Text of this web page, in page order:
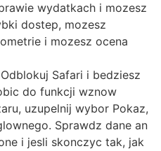
wydatkach i mozesz
dostep, mozesz
i mozesz ocena
Safari i bedziesz
do funkcji wznow
uzupelnij wybor Pokaz,
Sprawdz dane an
i jesli skonczyc tak, jak